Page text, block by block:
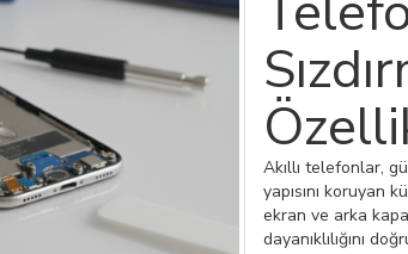
Akıllı telefonlar,
yapısını koruyan
ekran ve arka
dayanıklılığını